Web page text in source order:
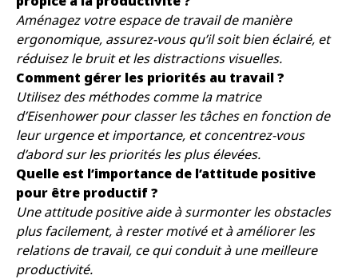
Aménagez votre espace de travail de manière
ergonomique, assurez-vous qu’il soit bien éclairé, et
réduisez le bruit et les distractions visuelles.
Comment gérer les priorités au travail ?
Utilisez des méthodes comme la matrice
d’Eisenhower pour classer les tâches en fonction de
leur urgence et importance, et concentrez-vous
d’abord sur les priorités les plus élevées.
Quelle est l’importance de l’attitude positive
pour être productif ?
Une attitude positive aide à surmonter les obstacles
plus facilement, à rester motivé et à améliorer les
relations de travail, ce qui conduit à une meilleure
productivité.